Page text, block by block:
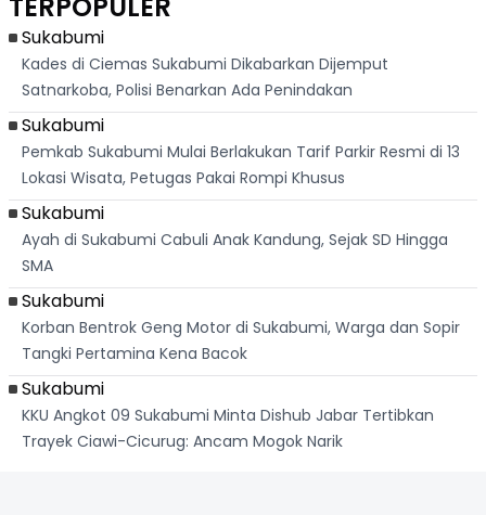
Sukabumi
Kades di Ciemas Sukabumi Dikabarkan Dijemput
Satnarkoba, Polisi Benarkan Ada Penindakan
Sukabumi
Pemkab Sukabumi Mulai Berlakukan Tarif Parkir Resmi di 13
Lokasi Wisata, Petugas Pakai Rompi Khusus
Sukabumi
Ayah di Sukabumi Cabuli Anak Kandung, Sejak SD Hingga
SMA
Sukabumi
Korban Bentrok Geng Motor di Sukabumi, Warga dan Sopir
Tangki Pertamina Kena Bacok
Sukabumi
KKU Angkot 09 Sukabumi Minta Dishub Jabar Tertibkan
Trayek Ciawi-Cicurug: Ancam Mogok Narik